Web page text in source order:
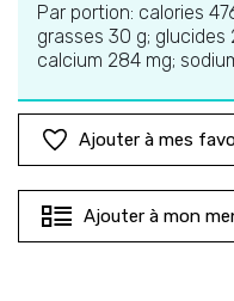
Par portion: calories
grasses 30 g; glucides
calcium 284 mg;
Ajouter à mes
Ajouter à mon